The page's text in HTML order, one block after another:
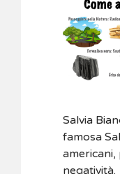
Salvia
famosa
negatività.